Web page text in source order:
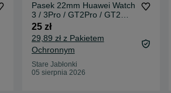
Pasek 22mm Huawei Watch
3 / 3Pro / GT2Pro / GT2
/GT2e / GT
25 zł
29,89 zł z Pakietem
Ochronnym
Stare Jabłonki
05 sierpnia 2026